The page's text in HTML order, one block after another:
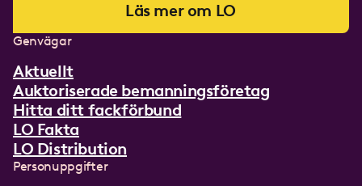
Läs mer om LO
Genvägar
Aktuellt
Auktoriserade bemanningsföretag
Hitta ditt fackförbund
LO Fakta
LO Distribution
Personuppgifter